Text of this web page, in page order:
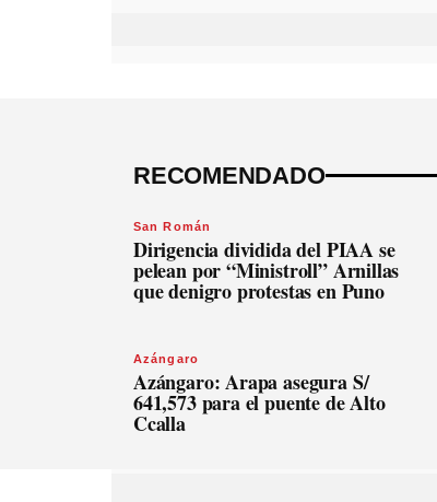
RECOMENDADO
San Román
Dirigencia dividida del PIAA se
pelean por “Ministroll” Arnillas
que denigro protestas en Puno
Azángaro
Azángaro: Arapa asegura S/
641,573 para el puente de Alto
Ccalla